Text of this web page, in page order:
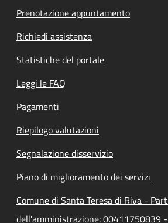
Prenotazione appuntamento
Richiedi assistenza
Statistiche del portale
Leggi le FAQ
Pagamenti
Riepilogo valutazioni
Segnalazione disservizio
Piano di miglioramento dei servizi
Comune di Santa Teresa di Riva -
dell'amministrazione: 00411750839 -